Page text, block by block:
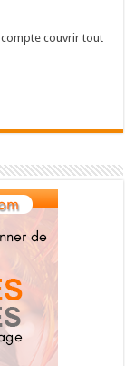
compte couvrir tout